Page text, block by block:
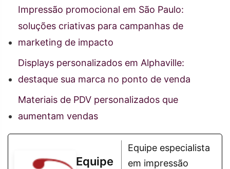
Impressão promocional em São Paulo:
soluções criativas para campanhas de
marketing de impacto
Displays personalizados em Alphaville:
destaque sua marca no ponto de venda
Materiais de PDV personalizados que
aumentam vendas
Equipe
Equipe especialista
em impressão